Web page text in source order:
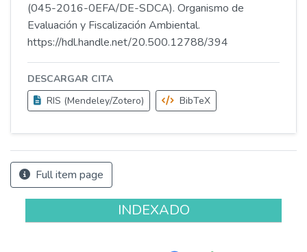
(045-2016-0EFA/DE-SDCA). Organismo de
Evaluación y Fiscalización Ambiental.
https://hdl.handle.net/20.500.12788/394
DESCARGAR CITA
RIS (Mendeley/Zotero)
BibTeX
Full item page
INDEXADO